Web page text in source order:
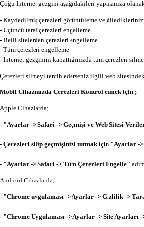
Çoğu Internet gezgini aşağıdakileri yapmanıza
- Kaydedilmiş çerezleri görüntüleme ve
- Üçüncü taraf çerezleri engelleme
- Belli sitelerden çerezleri engelleme
- Tüm çerezleri engelleme
- Internet gezginini kapattığınızda tüm çerezleri silme
Çerezleri silmeyi tercih ederseniz ilgili web
Mobil Cihazınızda Çerezleri Kontrol etmek için ;
Apple Cihazlarda;
- "Ayarlar -> Safari -> Geçmişi ve Web Sitesi
- Çerezleri silip geçmişinizi tutmak için
- "Ayarlar -> Safari -> Tüm Çerezleri Engelle"
Android Cihazlarda;
- "Chrome uygulaması -> Ayarlar -> Gizlilik ->
- "Chrome Uygulaması -> Ayarlar -> Site Ayarları